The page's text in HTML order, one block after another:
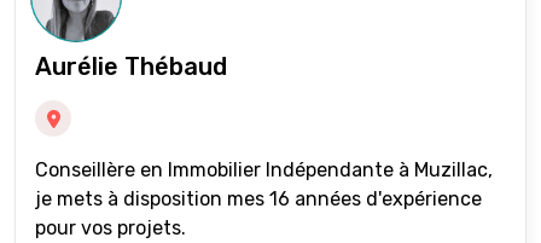
Aurélie Thébaud
Conseillère en Immobilier Indépendante à Muzillac,
je mets à disposition mes 16 années d'expérience
pour vos projets.